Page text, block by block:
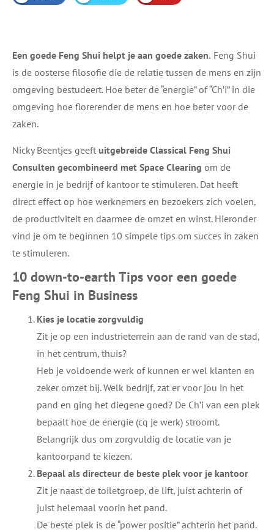
Een goede Feng Shui helpt je aan goede zaken. Feng Shui
is de oosterse filosofie die de relatie tussen de mens en zijn
omgeving bestudeert. Hoe beter de “energie” of “Ch’i” in die
omgeving hoe florerender de mens en hoe beter voor de
zaken.
Nicky Beentjes geeft uitgebreide Classical Feng Shui
Consulten gecombineerd met Space Clearing om de
energie in je bedrijf of kantoor te stimuleren. Dat heeft
direct effect op hoe werknemers en bezoekers zich voelen,
de productiviteit en daarmee de omzet en winst. Hieronder
vind je om te beginnen 10 simpele tips om succes in zaken
te stimuleren.
10 down-to-earth Tips voor een goede
Feng Shui in Business
Kies je locatie zorgvuldig
Zit je op een industrieterrein aan de rand van de stad,
in het centrum, thuis?
Heb je voldoende werk of kunnen er wel klanten en
zeker omzet bij. Welk bedrijf, zat er voor jou in het
pand en ging het diegene goed? De Ch’i van een plek
bepaalt hoe de energie (cq je werk) stroomt.
Belangrijk dus om zorgvuldig de locatie van je
kantoorpand te kiezen.
Bepaal als directeur de beste plek voor je kantoor
Zit je naast de toiletgroep, de lift, juist achterin of
juist helemaal voorin het pand.
De beste plek is de “power positie” achterin het pand.